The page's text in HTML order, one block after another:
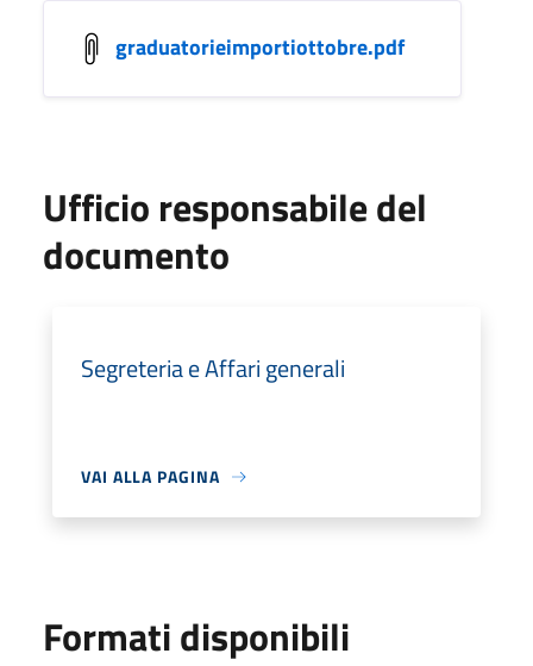
graduatorieimportiottobre.pdf
Ufficio responsabile del
documento
Segreteria e Affari generali
VAI ALLA PAGINA
Formati disponibili